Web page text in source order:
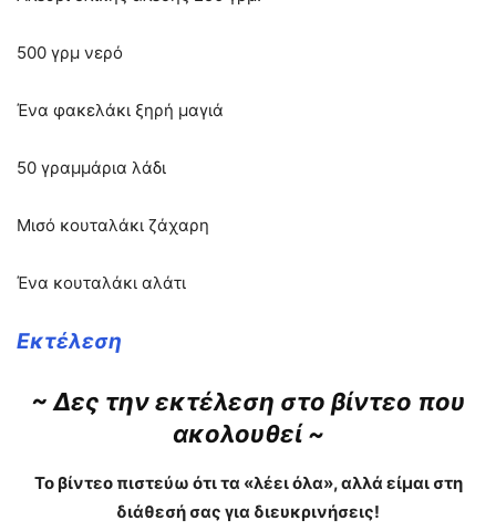
500 γρμ νερό
Ένα φακελάκι ξηρή μαγιά
50 γραμμάρια λάδι
Μισό κουταλάκι ζάχαρη
Ένα κουταλάκι αλάτι
Εκτέλεση
~ Δες την εκτέλεση στο βίντεο που
ακολουθεί ~
Το βίντεο πιστεύω ότι τα «λέει όλα», αλλά είμαι στη
διάθεσή σας για διευκρινήσεις!